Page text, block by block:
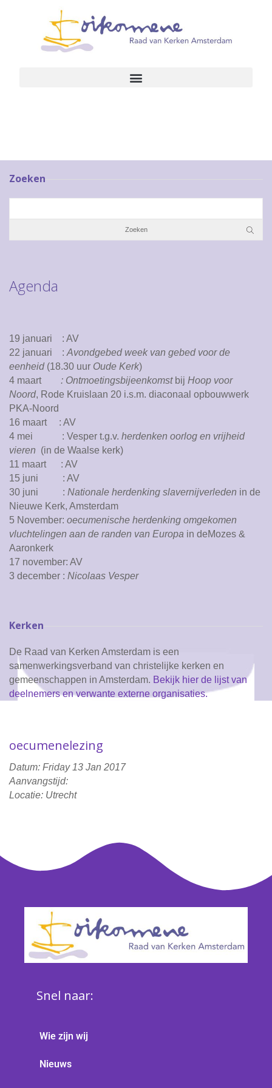
Zoeken
Agenda
19 januari : AV
22 januari :Avondgebed week van gebed voor de
eenheid (18.30 uur Oude Kerk)
4 maart: Ontmoetingsbijeenkomstbij Hoop voor
Noord, Rode Kruislaan 20 i.s.m. diaconaal opbouwwerk
PKA-Noord
16 maart : AV
4 mei : Vesper t.g.v. herdenken oorlog en vrijheid
vieren (in de Waalse kerk)
11 maart : AV
15 juni : AV
30 juni : Nationale herdenking slavernijverleden in de
Nieuwe Kerk, Amsterdam
5 November: oecumenische herdenking omgekomen
vluchtelingen aan de randen van Europa in deMozes &
Aaronkerk
17 november: AV
3 december : Nicolaas Vesper
Kerken
De Raad van Kerken Amsterdam is een
samenwerkingsverband van christelijke kerken en
gemeenschappen in Amsterdam. Bekijk hier de lijst van
deelnemers en verwante externe organisaties.
oecumenelezing
Datum: Friday 13 Jan 2017
Aanvangstijd:
Locatie: Utrecht
Snel naar:
Wie zijn wij
Nieuws